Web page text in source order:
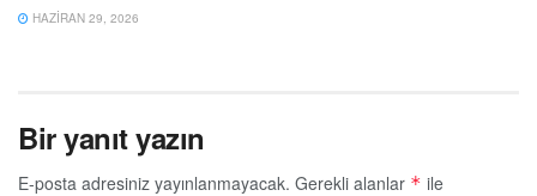
HAZIRAN 29, 2026
Bir yanıt yazın
E-posta adresiniz yayınlanmayacak. Gerekli alanlar * ile